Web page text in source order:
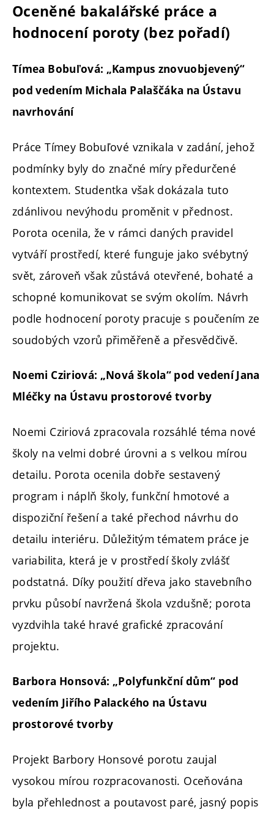
Oceněné bakalářské práce a
hodnocení poroty (bez pořadí)
Tímea Bobuľová: „Kampus znovuobjevený“
pod vedením Michala Palaščáka na Ústavu
navrhování
Práce Tímey Bobuľové vznikala v zadání, jehož
podmínky byly do značné míry předurčené
kontextem. Studentka však dokázala tuto
zdánlivou nevýhodu proměnit v přednost.
Porota ocenila, že v rámci daných pravidel
vytváří prostředí, které funguje jako svébytný
svět, zároveň však zůstává otevřené, bohaté a
schopné komunikovat se svým okolím. Návrh
podle hodnocení poroty pracuje s poučením ze
soudobých vzorů přiměřeně a přesvědčivě.
Noemi Cziriová: „Nová škola“ pod vedení Jana
Mléčky na Ústavu prostorové tvorby
Noemi Cziriová zpracovala rozsáhlé téma nové
školy na velmi dobré úrovni a s velkou mírou
detailu. Porota ocenila dobře sestavený
program i náplň školy, funkční hmotové a
dispoziční řešení a také přechod návrhu do
detailu interiéru. Důležitým tématem práce je
variabilita, která je v prostředí školy zvlášť
podstatná. Díky použití dřeva jako stavebního
prvku působí navržená škola vzdušně; porota
vyzdvihla také hravé grafické zpracování
projektu.
Barbora Honsová: „Polyfunkční dům“ pod
vedením Jiřího Palackého na Ústavu
prostorové tvorby
Projekt Barbory Honsové porotu zaujal
vysokou mírou rozpracovanosti. Oceňována
byla přehlednost a poutavost paré, jasný popis